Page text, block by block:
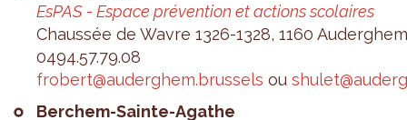
EsPAS - Espace pré­ven­tion et actions sco­laires
Chaus­sée de Wavre 1326-1328, 1160 Auder­ghem
0494.​57.​79.​08
fro­bert@​auderghem.​brussels ou
Ber­chem-Sainte-Agathe